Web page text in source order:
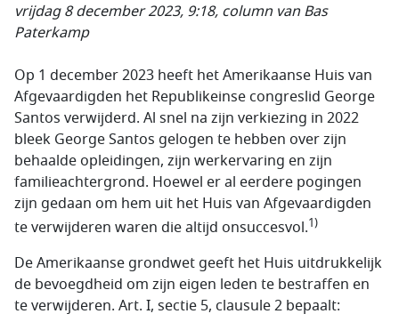
vrijdag 8 december 2023, 9:18, column van Bas
Paterkamp
Op 1 december 2023 heeft het Amerikaanse Huis van
Afgevaardigden het Republikeinse congreslid George
Santos verwijderd. Al snel na zijn verkiezing in 2022
bleek George Santos gelogen te hebben over zijn
behaalde opleidingen, zijn werkervaring en zijn
familieachtergrond. Hoewel er al eerdere pogingen
zijn gedaan om hem uit het Huis van Afgevaardigden
te verwijderen waren die altijd onsuccesvol.1)
De Amerikaanse grondwet geeft het Huis uitdrukkelijk
de bevoegdheid om zijn eigen leden te bestraffen en
te verwijderen. Art. I, sectie 5, clausule 2 bepaalt: